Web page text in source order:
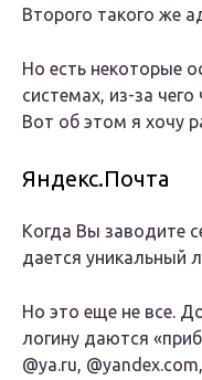
Второго такого же
Но есть некоторые
системах, из-за
Вот об этом я хочу
Яндекс.Почта
Когда Вы заводите
дается уникальный
Но это еще не все.
логину даются
@ya.ru,